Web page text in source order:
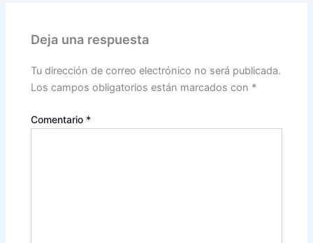
Deja una respuesta
Tu dirección de correo electrónico no será publicada.
Los campos obligatorios están marcados con *
Comentario *